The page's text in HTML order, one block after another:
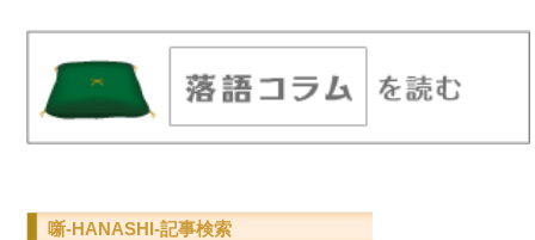
噺-HANASHI-記事検索